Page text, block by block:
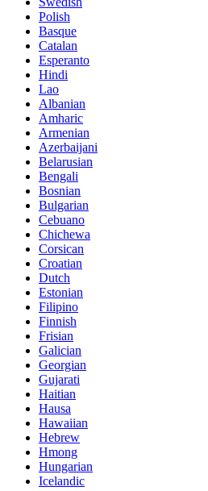
Polish
Basque
Catalan
Esperanto
Hindi
Lao
Albanian
Amharic
Armenian
Azerbaijani
Belarusian
Bengali
Bosnian
Bulgarian
Cebuano
Chichewa
Corsican
Croatian
Dutch
Estonian
Filipino
Finnish
Frisian
Galician
Georgian
Gujarati
Haitian
Hausa
Hawaiian
Hebrew
Hmong
Hungarian
Icelandic